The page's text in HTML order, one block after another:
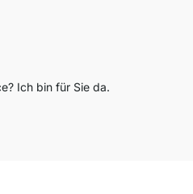
Ich bin für Sie da.